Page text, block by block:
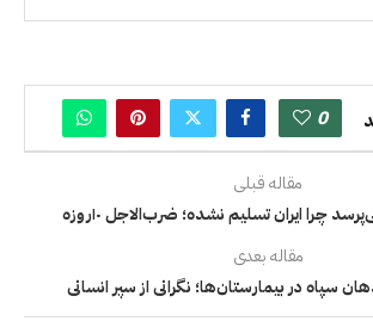
0
مقاله قبلی
چرا ایران تسلیم نشده؛ ضرب‌الاجل ۱۰روزه
مقاله بعدی
سپاه در بیمارستان‌ها؛ نگرانی از سپر انسانی